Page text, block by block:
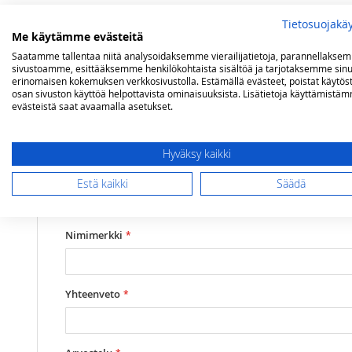
Lisätietoja
Lisätietoja
Mallit Virtuoso 2500 / Virtuoso 2500 Deluxe
Olet arvostelemassa:
Campingaz varaosapolttimen
Arviosi
Rating
star
stars
stars
stars
stars
Nimimerkki
Yhteenveto
Me käytämme evästeitä
Saatamme tallentaa niitä analysoidaksemme vierailijatietoja,
sivustoamme, esittääksemme henkilökohtaista sisältöä ja tarjotaksemme
erinomaisen kokemuksen verkkosivustolla. Estämällä evästeet, poistat
osan sivuston käyttöä helpottavista ominaisuuksista. Lisätietoja
evästeistä saat avaamalla asetukset.
Hyväksy kaikki
Estä kaikki Säädä